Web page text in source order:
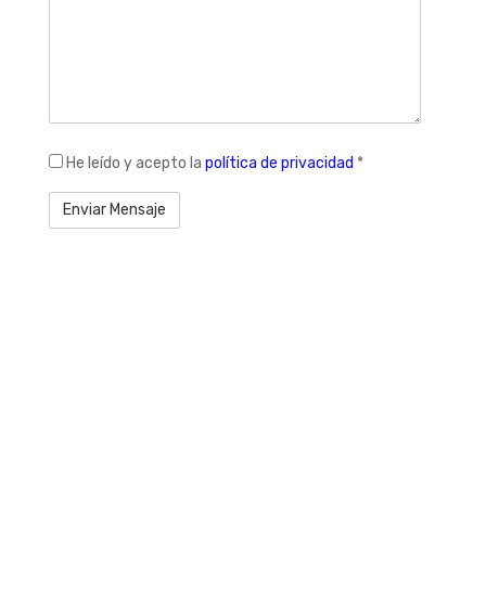
legal
He leído y acepto la política de privacidad *